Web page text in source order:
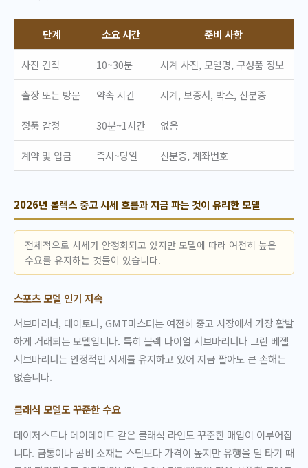
단계 소요 시간 준비 사항
사진 견적 10~30분 시계 사진, 모델명, 구성품 정보
출장 또는 방문 약속 시간 시계, 보증서, 박스, 신분증
정품 감정 30분~1시간 없음
계약 및 입금 즉시~당일 신분증, 계좌번호
2026년 롤렉스 중고 시세 흐름과 지금 파는 것이 유리한 모델
전체적으로 시세가 안정화되고 있지만 모델에 따라 여전히 높은
수요를 유지하는 것들이 있습니다.
스포츠 모델 인기 지속
서브마리너, 데이토나, GMT마스터는 여전히 중고 시장에서 가장 활발
하게 거래되는 모델입니다. 특히 블랙 다이얼 서브마리너나 그린 베젤
서브마리너는 안정적인 시세를 유지하고 있어 지금 팔아도 큰 손해는
없습니다.
클래식 모델도 꾸준한 수요
데이저스트나 데이데이트 같은 클래식 라인도 꾸준한 매입이 이루어집
니다. 금통이나 콤비 소재는 스틸보다 가격이 높지만 유행을 덜 타기 때